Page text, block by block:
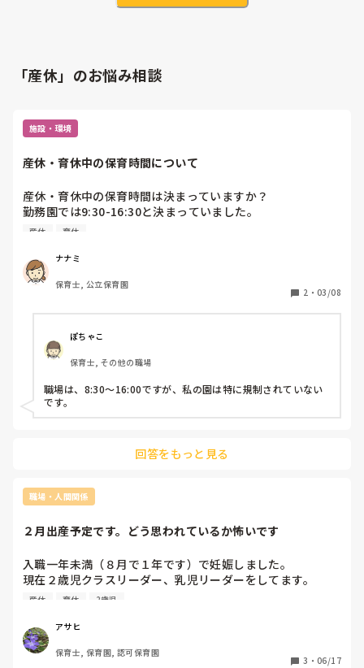
「産休」のお悩み相談
施設・環境
産休・育休中の保育時間について
産休・育休中の保育時間は決まっていますか？
勤務園では9:30-16:30と決まっていました。
子どもを預けている園では割と緩やかなようです。
産休 育休
ナナミ
保育士, 公立保育園
2 ・ 03/08
ぽちゃこ
保育士, その他の職場
職場は、8:30〜16:00ですが、私の園は特に規制されていない
です。
回答をもっと見る
職場・人間関係
２月出産予定です。どう思われているか怖いです
入職一年未満（８月で１年です）で妊娠しました。
現在２歳児クラスリーダー、乳児リーダーをしてます。
順調に育ってくれれば２月出産予定です
っています。…しかも幼児リーダー（6年目）の先生も妊娠
中とのことです。（出産時期は知りませんがほぼ同時期）
産休 育休 2歳児
アサヒ
保育士, 保育園, 認可保育園
3 ・ 06/17